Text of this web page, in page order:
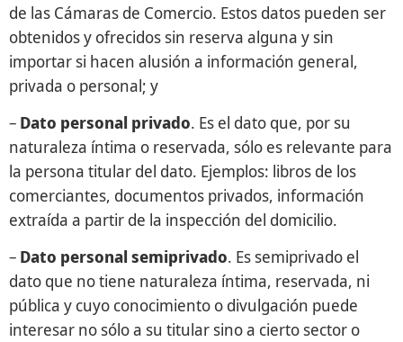
de las Cámaras de Comercio. Estos datos pueden ser
obtenidos y ofrecidos sin reserva alguna y sin
importar si hacen alusión a información general,
privada o personal; y
– Dato personal privado. Es el dato que, por su
naturaleza íntima o reservada, sólo es relevante para
la persona titular del dato. Ejemplos: libros de los
comerciantes, documentos privados, información
extraída a partir de la inspección del domicilio.
– Dato personal semiprivado. Es semiprivado el
dato que no tiene naturaleza íntima, reservada, ni
pública y cuyo conocimiento o divulgación puede
interesar no sólo a su titular sino a cierto sector o